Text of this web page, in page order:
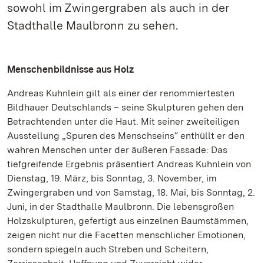
sowohl im Zwingergraben als auch in der
Stadthalle Maulbronn zu sehen.
Menschenbildnisse aus Holz
Andreas Kuhnlein gilt als einer der renommiertesten
Bildhauer Deutschlands – seine Skulpturen gehen den
Betrachtenden unter die Haut. Mit seiner zweiteiligen
Ausstellung „Spuren des Menschseins“ enthüllt er den
wahren Menschen unter der äußeren Fassade: Das
tiefgreifende Ergebnis präsentiert Andreas Kuhnlein von
Dienstag, 19. März, bis Sonntag, 3. November, im
Zwingergraben und von Samstag, 18. Mai, bis Sonntag, 2.
Juni, in der Stadthalle Maulbronn. Die lebensgroßen
Holzskulpturen, gefertigt aus einzelnen Baumstämmen,
zeigen nicht nur die Facetten menschlicher Emotionen,
sondern spiegeln auch Streben und Scheitern,